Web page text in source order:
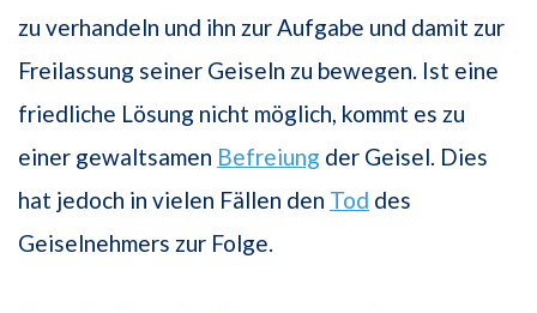
zu verhandeln und ihn zur Aufgabe und damit zur
Freilassung seiner Geiseln zu bewegen. Ist eine
friedliche Lösung nicht möglich, kommt es zu
einer gewaltsamen Befreiung der Geisel. Dies
hat jedoch in vielen Fällen den Tod des
Geiselnehmers zur Folge.